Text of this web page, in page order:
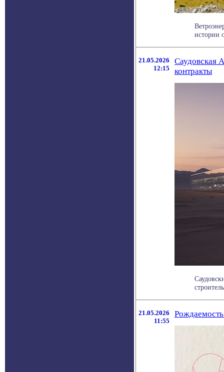
истории
21.05.2026
12:15
Саудовская
контракты
21.05.2026
11:55